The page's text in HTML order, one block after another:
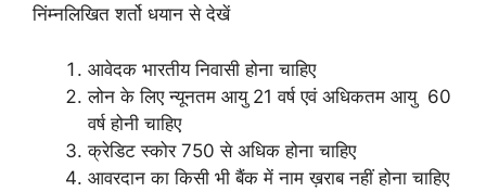
निंम्नलिखित शर्तो धयान से देखें
आवेदक भारतीय निवासी होना चाहिए
लोन के लिए न्यूनतम आयु 21 वर्ष एवं अधिकतम आयु 60
वर्ष होनी चाहिए
क्रेडिट स्कोर 750 से अधिक होना चाहिए
आवरदान का किसी भी बैंक में नाम ख़राब नहीं होना चाहिए